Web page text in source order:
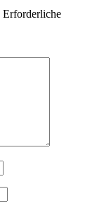
Erforderliche